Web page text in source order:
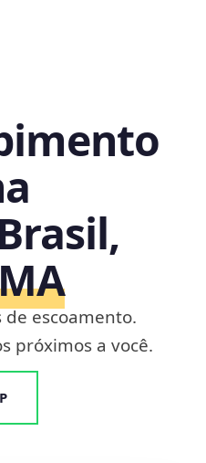
escoamento.
próximos a você.